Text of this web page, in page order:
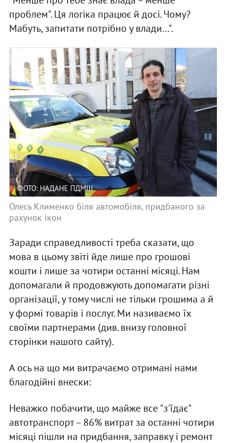
проблем". Ця логіка працює й досі. Чому?
Мабуть, запитати потрібно у влади…".
ФОТО: НАДАНЕ ПДМШ
Олесь Клименко біля автомобіля, придбаного за
рахунок ікон
Заради справедливості треба сказати, що
мова в цьому звіті йде лише про грошові
кошти і лише за чотири останні місяці. Нам
допомагали й продовжують допомагати різні
організації, у тому числі не тільки грошима а й
у формі товарів і послуг. Ми називаємо їх
своїми партнерами (див. внизу головної
сторінки нашого сайту).
А ось на що ми витрачаємо отримані нами
благодійні внески:
Неважко побачити, що майже все "з'їдає"
автотранспорт – 86% витрат за останні чотири
місяці пішли на придбання, заправку і ремонт